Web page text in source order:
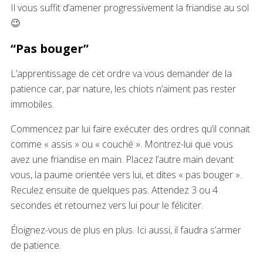
Il vous suffit d’amener progressivement la friandise au sol
😉
“Pas bouger”
L’apprentissage de cet ordre va vous demander de la
patience car, par nature, les chiots n’aiment pas rester
immobiles.
Commencez par lui faire exécuter des ordres qu’il connait
comme « assis » ou « couché ». Montrez-lui que vous
avez une friandise en main. Placez l’autre main devant
vous, la paume orientée vers lui, et dites « pas bouger ».
Reculez ensuite de quelques pas. Attendez 3 ou 4
secondes et retournez vers lui pour le féliciter.
Éloignez-vous de plus en plus. Ici aussi, il faudra s’armer
de patience.